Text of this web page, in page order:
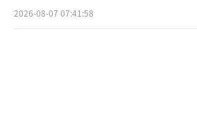
2026-08-07 07:41:58